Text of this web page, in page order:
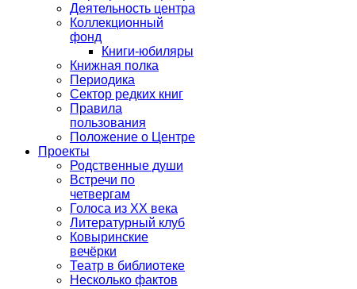
Деятельность центра
Коллекционный
фонд
Книги-юбиляры
Книжная полка
Периодика
Сектор редких книг
Правила
пользования
Положение о Центре
Проекты
Родственные души
Встречи по
четвергам
Голоса из ХХ века
Литературный клуб
Ковыринские
вечёрки
Театр в библиотеке
Несколько фактов